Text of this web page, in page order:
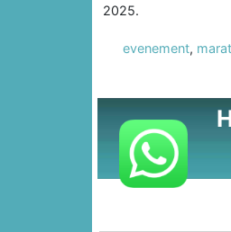
2025.
evenement,